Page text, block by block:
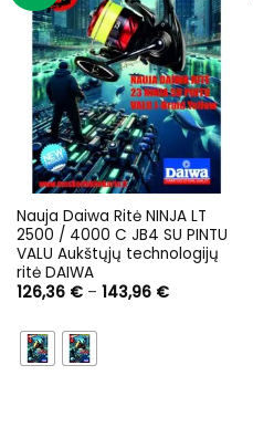
Nauja Daiwa Ritė NINJA LT
2500 / 4000 C JB4 SU PINTU
VALU Aukštųjų technologijų
ritė DAIWA
126,36 € – 143,96 €Price